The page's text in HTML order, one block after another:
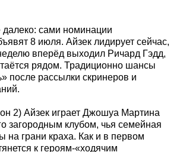
сами номинации
8 июля. Айзек лидирует сейчас,
вперёд выходил Ричард Гэдд,
рядом. Традиционно шансы
после рассылки скринеров и
2) Айзек играет Джошуа Мартина
загородным клубом, чья семейная
на грани краха. Как и в первом
к героям-«ходячим